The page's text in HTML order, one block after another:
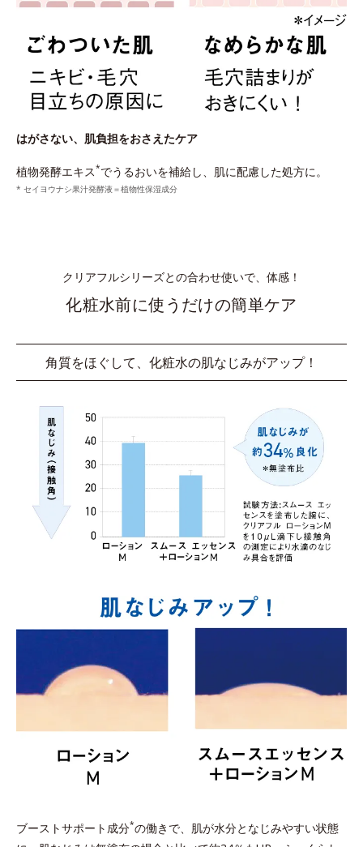
はがさない、肌負担をおさえたケア
植物発酵エキス*でうるおいを補給し、肌に配慮した処方に。
* セイヨウナシ果汁発酵液＝植物性保湿成分
クリアフルシリーズとの合わせ使いで、体感！
化粧水前に使うだけの簡単ケア
角質をほぐして、化粧水の肌なじみがアップ！
ブーストサポート成分*の働きで、肌が水分となじみやすい状態